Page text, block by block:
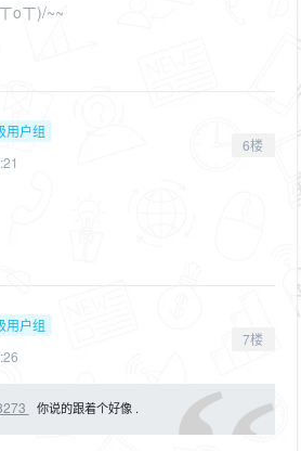
oㄒ)/~~
用户组
6楼
用户组
7楼
你说的跟着个好像 .